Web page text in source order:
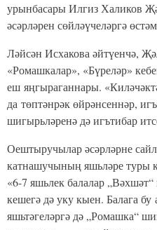
урынбасары Илгиз Халиков
әсәрләрен сөйләүчеләргә
Ләйсән Исхакова әйтүенчә,
«Ромашкалар», «Бүреләр»
еш яңгыраганнары.
да төптәнрәк өйрәнсеннәр,
шигырьләренә дә игътибар
Оештыручылар әсәрләрне
катнашучының яшьләре туры
«6-7 яшьлек балалар
кешегә дә уку кыен. Балага
яшьтәгеләргә дә „Ромашка“